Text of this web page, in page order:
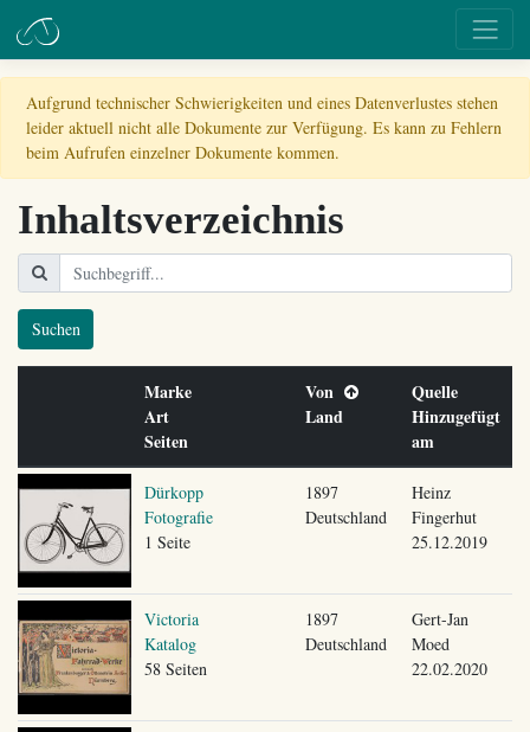
Aufgrund technischer Schwierigkeiten und eines Datenverlustes stehen
leider aktuell nicht alle Dokumente zur Verfügung. Es kann zu Fehlern
beim Aufrufen einzelner Dokumente kommen.
Inhaltsverzeichnis
Suchen
Marke
Art
Seiten
Von
Land
Quelle
Hinzugefügt
am
Dürkopp
Fotografie
1 Seite
1897
Deutschland
Heinz
Fingerhut
25.12.2019
Victoria
Katalog
58 Seiten
1897
Deutschland
Gert-Jan
Moed
22.02.2020